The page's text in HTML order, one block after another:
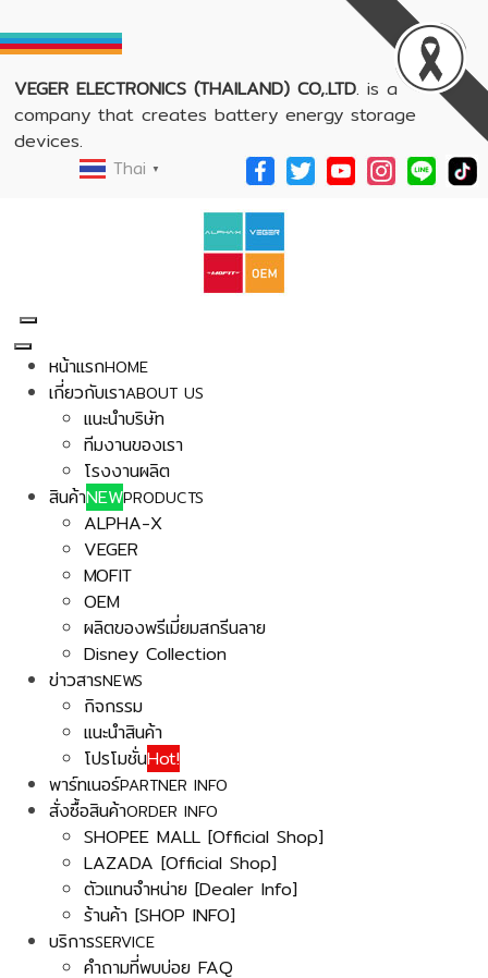
VEGER ELECTRONICS (THAILAND) CO,.LTD. is a
company that creates battery energy storage
devices.
Thai ▼
หน้าแรกHOME
เกี่ยวกับเราABOUT US
แนะนำบริษัท
ทีมงานของเรา
โรงงานผลิต
สินค้าNEWPRODUCTS
ALPHA-X
VEGER
MOFIT
OEM
ผลิตของพรีเมี่ยมสกรีนลาย
Disney Collection
ข่าวสารNEWS
กิจกรรม
แนะนำสินค้า
โปรโมชั่นHot!
พาร์ทเนอร์PARTNER INFO
สั่งซื้อสินค้าORDER INFO
SHOPEE MALL [Official Shop]
LAZADA [Official Shop]
ตัวแทนจำหน่าย [Dealer Info]
ร้านค้า [SHOP INFO]
บริการSERVICE
คำถามที่พบบ่อย FAQ